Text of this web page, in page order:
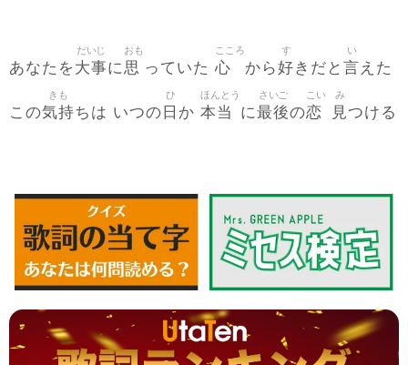
あなたを大事
だいじ
に思
おも
っていた 心
こころ
から好
す
きだと 言
い
えた
この気持
きも
ちは いつの 日
ひ
か 本当
ほんとう
に最後
さいご
の恋
こい
見
み
つける